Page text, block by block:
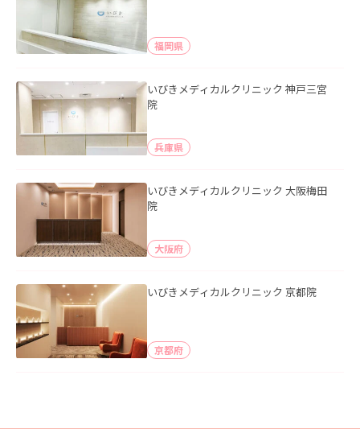
福岡県
いびきメディカルクリニック 神戸三宮
院
兵庫県
いびきメディカルクリニック 大阪梅田
院
大阪府
いびきメディカルクリニック 京都院
京都府